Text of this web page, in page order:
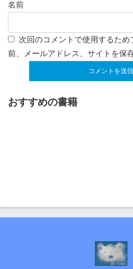
名前
次回のコメントで使用するため
前、メールアドレス、サイトを保
おすすめの書籍